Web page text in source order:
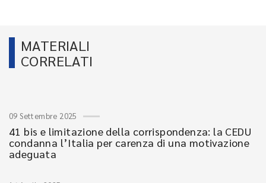
MATERIALI
CORRELATI
09 Settembre 2025
41 bis e limitazione della corrispondenza: la CEDU
condanna l’Italia per carenza di una motivazione
adeguata